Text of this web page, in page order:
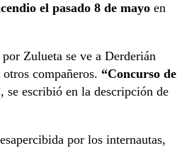
el pasado 8 de mayo en
Zulueta se ve a Derderián
compañeros. “Concurso de
, se escribió en la descripción de
por los internautas,